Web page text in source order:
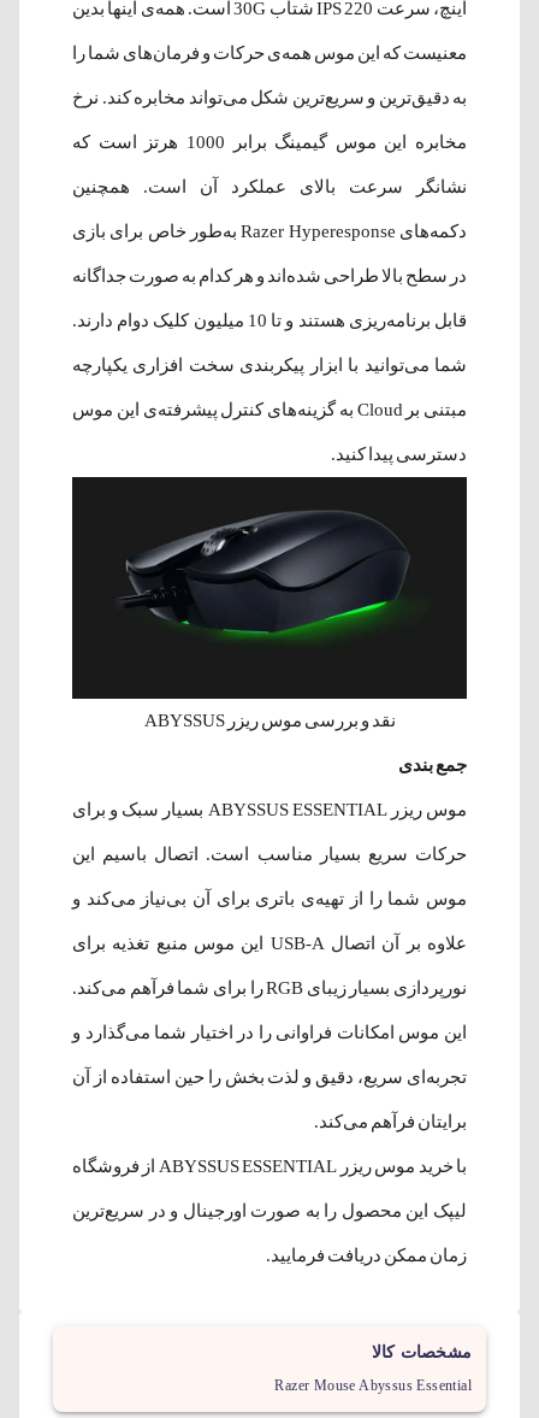
اینچ، سرعت 220 IPS شتاب 30G است. همه‌ی اینها بدین
معنیست که این موس همه‌ی حرکات و فرمان‌های شما را
به دقیق‌ترین و سریع‌ترین شکل می‌تواند مخابره کند. نرخ
مخابره این موس گیمینگ برابر 1000 هرتز است که
نشانگر سرعت بالای عملکرد آن است. همچنین
دکمه‌های Razer Hyperesponse به‌طور خاص برای بازی
در سطح بالا طراحی شده‌اند و هر کدام به صورت جداگانه
قابل برنامه‌ریزی هستند و تا 10 میلیون کلیک دوام دارند.
شما می‌توانید با ابزار پیکربندی سخت افزاری یکپارچه
مبتنی بر Cloud به گزینه‌های کنترل پیشرفته‌ی این موس
دسترسی پیدا کنید.
نقد و بررسی موس ریزر ABYSSUS
جمع بندی
موس ریزر ABYSSUS ESSENTIAL بسیار سبک و برای
حرکات سریع بسیار مناسب است. اتصال باسیم این
موس شما را از تهیه‌ی باتری برای آن بی‌نیاز می‌کند و
علاوه بر آن اتصال USB-A این موس منبع تغذیه برای
نورپردازی بسیار زیبای RGB را برای شما فرآهم می‌کند.
این موس امکانات فراوانی را در اختیار شما می‌گذارد و
تجربه‌ای سریع، دقیق و لذت بخش را حین استفاده از آن
برایتان فرآهم می‌کند.
با خرید موس ریزر ABYSSUS ESSENTIAL از فروشگاه
لیپک این محصول را به صورت اورجینال و در سریع‌ترین
زمان ممکن دریافت فرمایید.
مشخصات کالا
Razer Mouse Abyssus Essential